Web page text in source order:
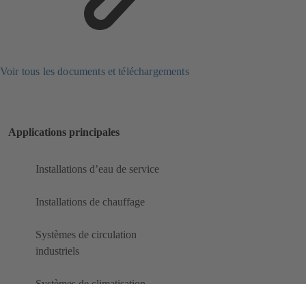
Voir tous les documents et téléchargements
Applications principales
Installations d’eau de service
Installations de chauffage
Systèmes de circulation
industriels